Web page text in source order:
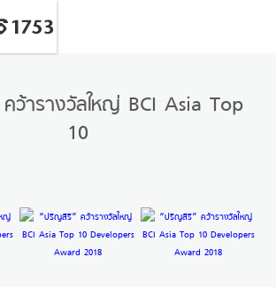
ว้ารางวัลใหญ่ BCI Asia Top
10